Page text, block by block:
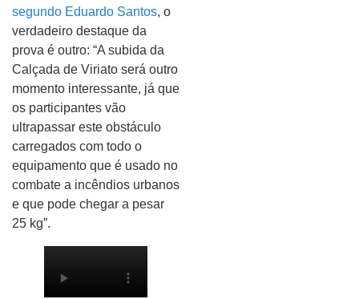
segundo Eduardo Santos, o
verdadeiro destaque da
prova é outro: “A subida da
Calçada de Viriato será outro
momento interessante, já que
os participantes vão
ultrapassar este obstáculo
carregados com todo o
equipamento que é usado no
combate a incêndios urbanos
e que pode chegar a pesar
25 kg”.